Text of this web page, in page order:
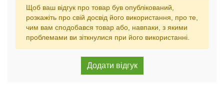
Щоб ваш відгук про товар був опублікований,
розкажіть про свій досвід його використання, про те,
чим вам сподобався товар або, навпаки, з якими
проблемами ви зіткнулися при його використанні.